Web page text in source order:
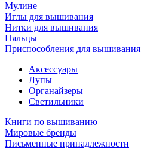
Мулине
Иглы для вышивания
Нитки для вышивания
Пяльцы
Приспособления для вышивания
Аксессуары
Лупы
Органайзеры
Светильники
Книги по вышиванию
Мировые бренды
Письменные принадлежности